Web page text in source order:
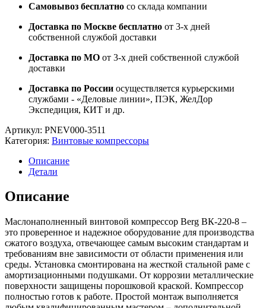
Самовывоз бесплатно со склада компании
Доставка по Москве бесплатно от 3-х дней
собственной службой доставки
Доставка по МО от 3-х дней собственной службой
доставки
Доставка по России осуществляется курьерскими
службами - «Деловые линии», ПЭК, ЖелДор
Экспедиция, КИТ и др.
Артикул: PNEV000-3511
Категория: Винтовые компрессоры
Описание
Детали
Описание
Маслонаполненный винтовой компрессор Berg ВК-220-8 –
это проверенное и надежное оборудование для производства
сжатого воздуха, отвечающее самым высоким стандартам и
требованиям вне зависимости от области применения или
среды. Установка смонтирована на жесткой стальной раме с
амортизационными подушками. От коррозии металлические
поверхности защищены порошковой краской. Компрессор
полностью готов к работе. Простой монтаж выполняется